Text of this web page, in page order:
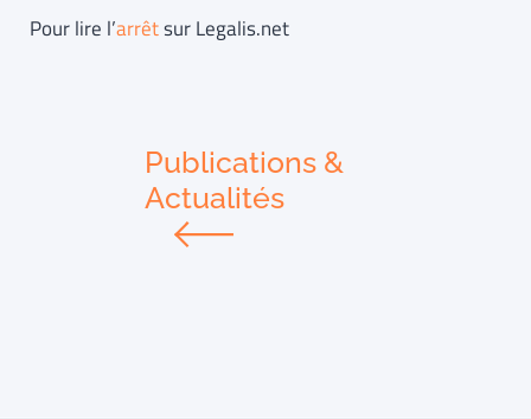
Pour lire l’arrêtsur Legalis.net
Publications &
Actualités